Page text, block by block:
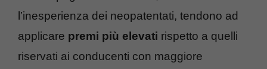
l’inesperienza dei neopatentati, tendono ad
applicare premi più elevati rispetto a quelli
riservati ai conducenti con maggiore